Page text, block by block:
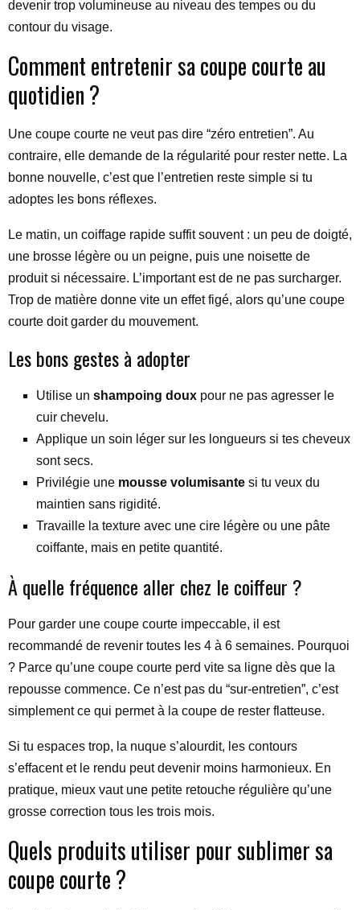
devenir trop volumineuse au niveau des tempes ou du
contour du visage.
Comment entretenir sa coupe courte au
quotidien ?
Une coupe courte ne veut pas dire “zéro entretien”. Au
contraire, elle demande de la régularité pour rester nette. La
bonne nouvelle, c’est que l’entretien reste simple si tu
adoptes les bons réflexes.
Le matin, un coiffage rapide suffit souvent : un peu de doigté,
une brosse légère ou un peigne, puis une noisette de
produit si nécessaire. L’important est de ne pas surcharger.
Trop de matière donne vite un effet figé, alors qu’une coupe
courte doit garder du mouvement.
Les bons gestes à adopter
Utilise un shampoing doux pour ne pas agresser le
cuir chevelu.
Applique un soin léger sur les longueurs si tes cheveux
sont secs.
Privilégie une mousse volumisante si tu veux du
maintien sans rigidité.
Travaille la texture avec une cire légère ou une pâte
coiffante, mais en petite quantité.
À quelle fréquence aller chez le coiffeur ?
Pour garder une coupe courte impeccable, il est
recommandé de revenir toutes les 4 à 6 semaines. Pourquoi
? Parce qu’une coupe courte perd vite sa ligne dès que la
repousse commence. Ce n’est pas du “sur-entretien”, c’est
simplement ce qui permet à la coupe de rester flatteuse.
Si tu espaces trop, la nuque s’alourdit, les contours
s’effacent et le rendu peut devenir moins harmonieux. En
pratique, mieux vaut une petite retouche régulière qu’une
grosse correction tous les trois mois.
Quels produits utiliser pour sublimer sa
coupe courte ?